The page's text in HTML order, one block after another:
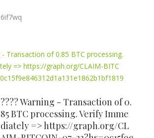
6if7wq
???? Warning - Transaction of 0.
85 BTC processing. Verify Imme
diately => https://graph.org/CL